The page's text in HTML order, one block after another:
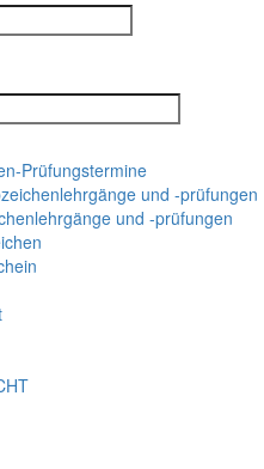
Prüfungstermine
und -prüfungen
und -prüfungen